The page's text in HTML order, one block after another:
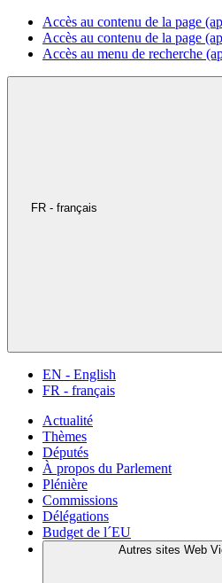
Accès au contenu de la page
Accès au contenu de la page
Accès au menu de recherche
FR - français
EN - English
FR - français
Actualité
Thèmes
Députés
À propos du Parlement
Plénière
Commissions
Délégations
Budget de l´EU
Autres sites Web